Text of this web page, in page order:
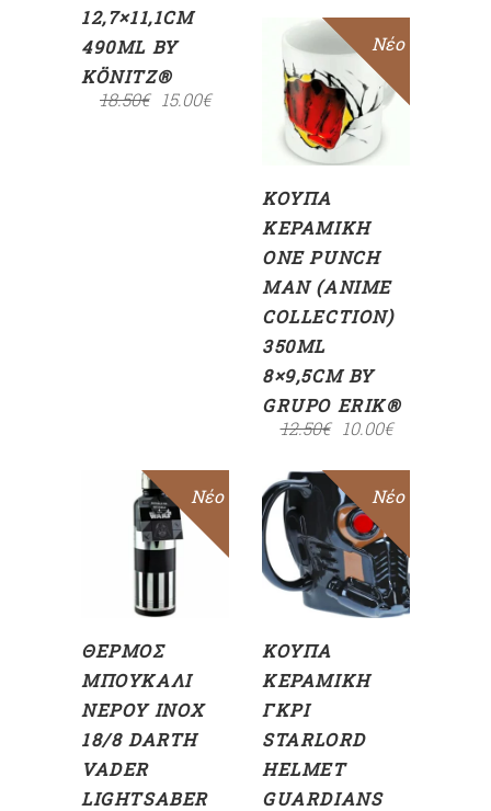
12,7×11,1CM
490ML BY
KÖNITZ®
18.50€ 15.00€
Sale
Νέο
ΠΡΟΣΘΉΚΗ
ΣΤΟ
ΚΑΛΆΘΙ
ΚΟΎΠΑ
ΚΕΡΑΜΙΚΉ
ONE PUNCH
MAN (ANIME
COLLECTION)
350ML
8×9,5CM BY
GRUPO ERIK®
12.50€ 10.00€
Νέο
ΠΡΟΣΘΉΚΗ
ΣΤΟ
ΚΑΛΆΘΙ
ΘΕΡΜΌΣ
ΜΠΟΥΚΆΛΙ
ΝΕΡΟΎ INOX
18/8 DARTH
VADER
LIGHTSABER
Sale
Νέο
ΠΡΟΣΘΉΚΗ
ΣΤΟ
ΚΑΛΆΘΙ
ΚΟΎΠΑ
ΚΕΡΑΜΙΚΉ
ΓΚΡΙ
STARLORD
HELMET
GUARDIANS